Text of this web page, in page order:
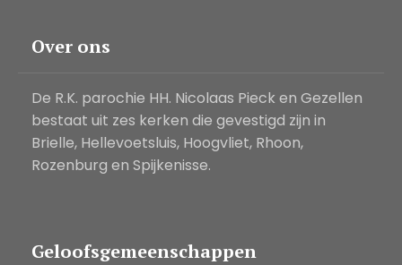
Over ons
De R.K. parochie HH. Nicolaas Pieck en Gezellen
bestaat uit zes kerken die gevestigd zijn in
Brielle, Hellevoetsluis, Hoogvliet, Rhoon,
Rozenburg en Spijkenisse.
Geloofsgemeenschappen